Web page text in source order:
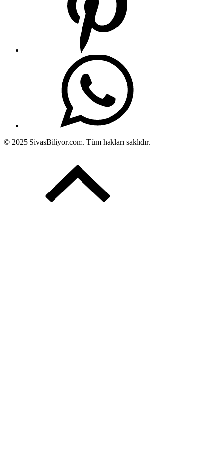
© 2025 SivasBiliyor.com. Tüm hakları saklıdır.